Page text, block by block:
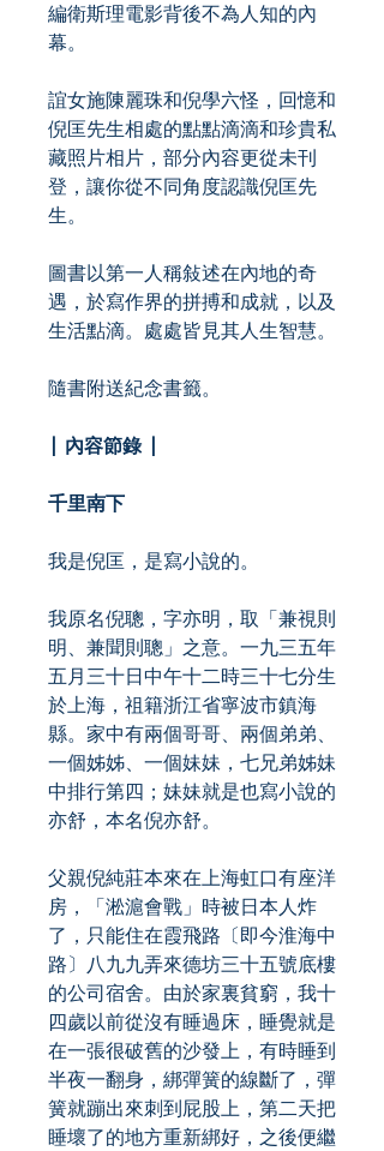
編衛斯理電影背後不為人知的內
幕。
誼女施陳麗珠和倪學六怪，回憶和
倪匡先生相處的點點滴滴和珍貴私
藏照片相片，部分內容更從未刊
登，讓你從不同角度認識倪匡先
生。
圖書以第一人稱敍述在內地的奇
遇，於寫作界的拼搏和成就，以及
生活點滴。處處皆見其人生智慧。
隨書附送紀念書籤。
| 內容節錄 |
千里南下
我是倪匡，是寫小說的。
我原名倪聰，字亦明，取「兼視則
明、兼聞則聰」之意。一九三五年
五月三十日中午十二時三十七分生
於上海，祖籍浙江省寧波市鎮海
縣。家中有兩個哥哥、兩個弟弟、
一個姊姊、一個妹妹，七兄弟姊妹
中排行第四；妹妹就是也寫小說的
亦舒，本名倪亦舒。
父親倪純莊本來在上海虹口有座洋
房，「淞滬會戰」時被日本人炸
了，只能住在霞飛路〔即今淮海中
路〕八九九弄來德坊三十五號底樓
的公司宿舍。由於家裏貧窮，我十
四歲以前從沒有睡過床，睡覺就是
在一張很破舊的沙發上，有時睡到
半夜一翻身，綁彈簧的線斷了，彈
簧就蹦出來刺到屁股上，第二天把
睡壞了的地方重新綁好，之後便繼